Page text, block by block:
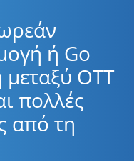
ή Go
μεταξύ OTT
πολλές
από τη